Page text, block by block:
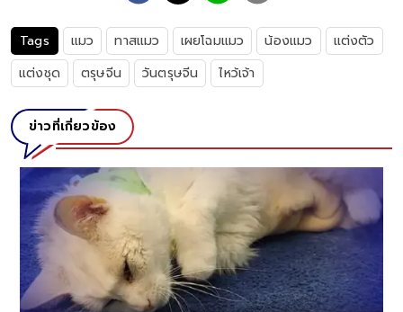
Tags แมว ทาสแมว เผยโฉมแมว น้องแมว
แต่งตัว
แต่งชุด
ตรุษจีน วันตรุษจีน ไหว้เจ้า
ข่าวที่เกี่ยวข้อง
แมวสก็อตติชโฟลด์ ของนักร้องสาว
เลี้ยงที่มีมูลค่าสูง